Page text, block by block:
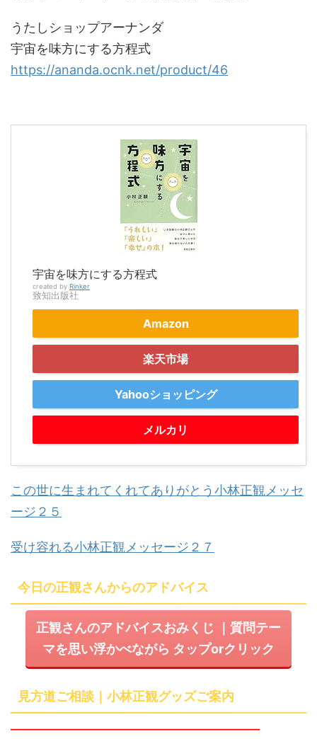
うたしショップアーナンダ
宇宙を味方にする方程式
https://ananda.ocnk.net/product/46
宇宙を味方にする方程式
created by Rinker
致知出版社
Amazon
楽天市場
Yahooショッピング
メルカリ
この世に生まれてくれてありがとう小林正観メッセ
ージ２５
受け容れる小林正観メッセージ２７
今日の正観さんからのアドバイス
正観さんのアドバイスおみくじ ｜質問テー
マを思い浮かべながら タップorクリック
見方道ご相談｜小林正観グッズご案内
━━━━━━━━━━━━━━━━